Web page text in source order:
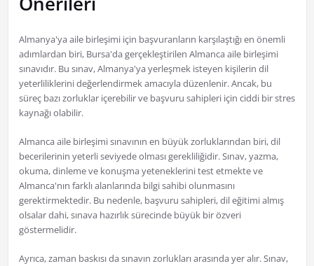
Almanya'ya aile birleşimi için başvuranların karşılaştığı en önemli
adımlardan biri, Bursa'da gerçekleştirilen Almanca aile birleşimi
sınavıdır. Bu sınav, Almanya'ya yerleşmek isteyen kişilerin dil
yeterliliklerini değerlendirmek amacıyla düzenlenir. Ancak, bu
süreç bazı zorluklar içerebilir ve başvuru sahipleri için ciddi bir stres
kaynağı olabilir.
Almanca aile birleşimi sınavının en büyük zorluklarından biri, dil
becerilerinin yeterli seviyede olması gerekliliğidir. Sınav, yazma,
okuma, dinleme ve konuşma yeteneklerini test etmekte ve
Almanca'nın farklı alanlarında bilgi sahibi olunmasını
gerektirmektedir. Bu nedenle, başvuru sahipleri, dil eğitimi almış
olsalar dahi, sınava hazırlık sürecinde büyük bir özveri
göstermelidir.
Ayrıca, zaman baskısı da sınavın zorlukları arasında yer alır. Sınav,